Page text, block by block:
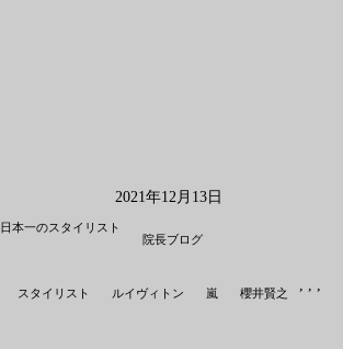
2021年12月13日
日本一のスタイリスト
院長ブログ
スタイリスト ,
ルイヴィトン ,
嵐 ,
櫻井賢之